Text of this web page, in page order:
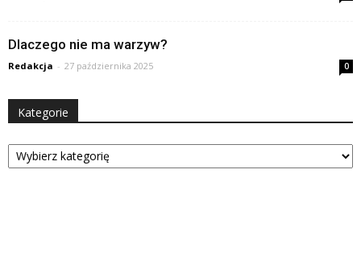
Dlaczego nie ma warzyw?
Redakcja - 27 października 2025 0
Kategorie
Kategorie